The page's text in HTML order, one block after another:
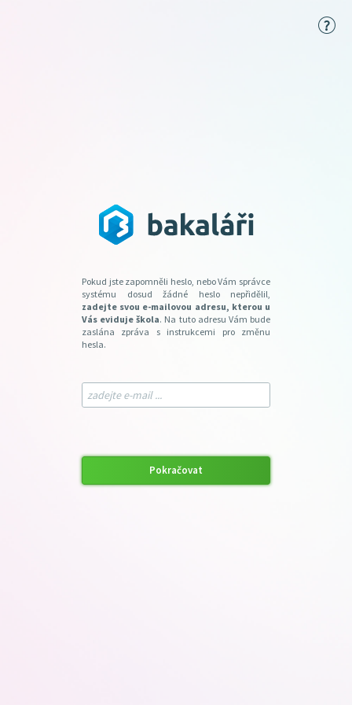
Pokud jste zapomněli heslo, nebo Vám správce
systému dosud žádné heslo nepřidělil,
zadejte svou e-mailovou adresu, kterou u
Vás eviduje škola. Na tuto adresu Vám bude
zaslána zpráva s instrukcemi pro změnu
hesla.
Pokračovat